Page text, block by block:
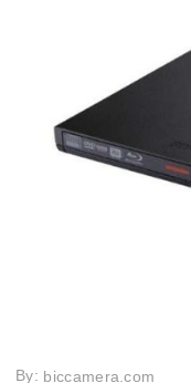
By: biccamera.com